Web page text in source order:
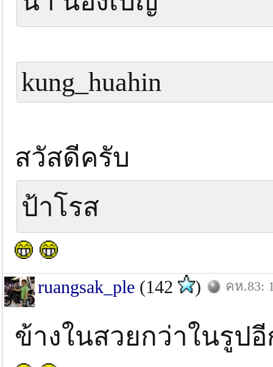
kung_huahin
สวัสดีครับ
ป้าโรส
ruangsak_ple (142 ) คห.83:
ข้างในสวยกว่าในรูป